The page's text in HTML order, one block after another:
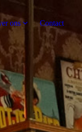
ons Contact